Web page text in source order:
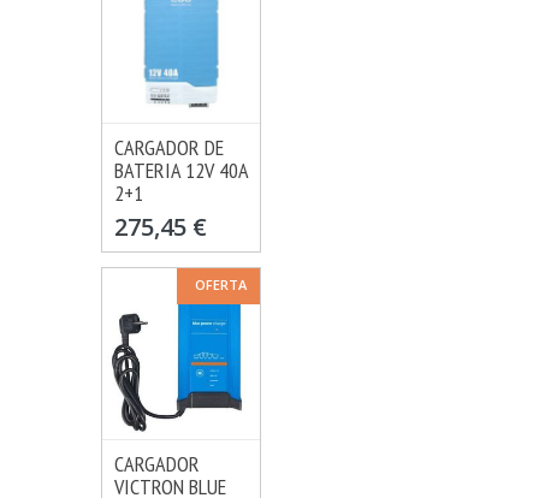
AÑADIR
MÁS INFO
CARGADOR DE
BATERIA 12V 40A
2+1
275,45 €
OFERTA
VER OPCIONES
CARGADOR
VICTRON BLUE